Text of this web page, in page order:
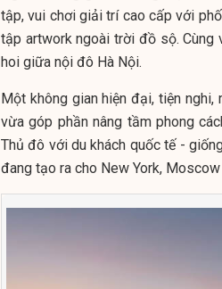
tập, vui chơi giải trí cao cấp với
tập artwork ngoài trời đồ sộ. Cùng
hoi giữa nội đô Hà Nội.
Một không gian hiện đại, tiện
vừa góp phần nâng tầm phong
Thủ đô với du khách quốc tế -
đang tạo ra cho New York, Moscow